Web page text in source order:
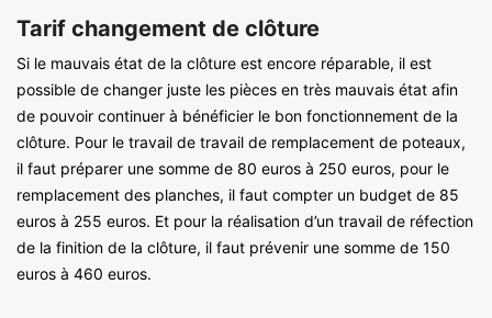
Tarif changement de clôture
Si le mauvais état de la clôture est encore réparable, il est
possible de changer juste les pièces en très mauvais état afin
de pouvoir continuer à bénéficier le bon fonctionnement de la
clôture. Pour le travail de travail de remplacement de poteaux,
il faut préparer une somme de 80 euros à 250 euros, pour le
remplacement des planches, il faut compter un budget de 85
euros à 255 euros. Et pour la réalisation d’un travail de réfection
de la finition de la clôture, il faut prévenir une somme de 150
euros à 460 euros.